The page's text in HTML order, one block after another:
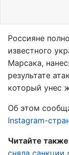
Россияне
известного
Марсака,
результате
который унес
Об этом
Instagram-
Читайте